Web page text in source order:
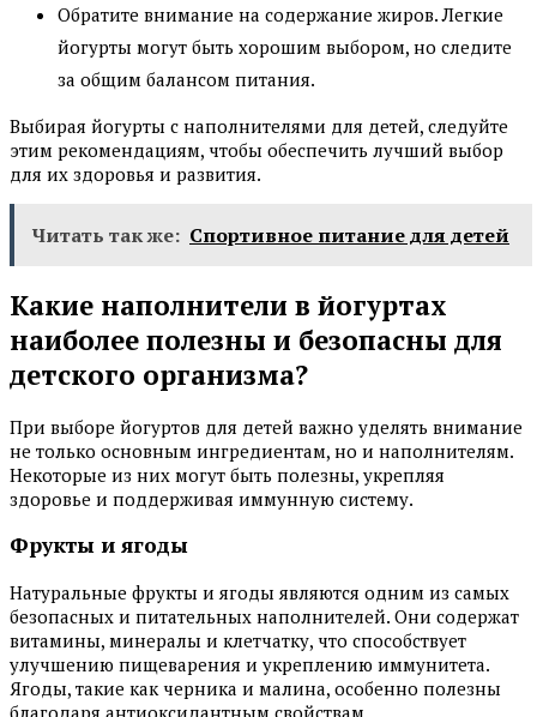
Обратите внимание на содержание жиров. Легкие
йогурты могут быть хорошим выбором, но следите
за общим балансом питания.
Выбирая йогурты с наполнителями для детей, следуйте
этим рекомендациям, чтобы обеспечить лучший выбор
для их здоровья и развития.
Читать так же: Спортивное питание для детей
Какие наполнители в йогуртах
наиболее полезны и безопасны для
детского организма?
При выборе йогуртов для детей важно уделять внимание
не только основным ингредиентам, но и наполнителям.
Некоторые из них могут быть полезны, укрепляя
здоровье и поддерживая иммунную систему.
Фрукты и ягоды
Натуральные фрукты и ягоды являются одним из самых
безопасных и питательных наполнителей. Они содержат
витамины, минералы и клетчатку, что способствует
улучшению пищеварения и укреплению иммунитета.
Ягоды, такие как черника и малина, особенно полезны
благодаря антиоксидантным свойствам.